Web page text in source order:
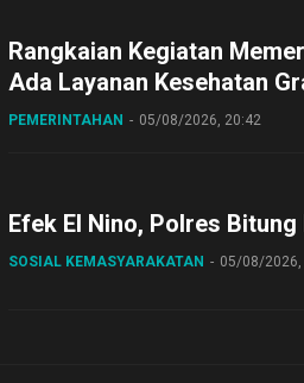
Rangkaian Kegiatan
Ada Layanan Kesehatan
Sirajudin Lasena Ikut Jalan
PEMERINTAHAN 05/08/2026, 20:42
Efek El Nino, Polres
SOSIAL KEMASYARAKATAN 05/08/2026,